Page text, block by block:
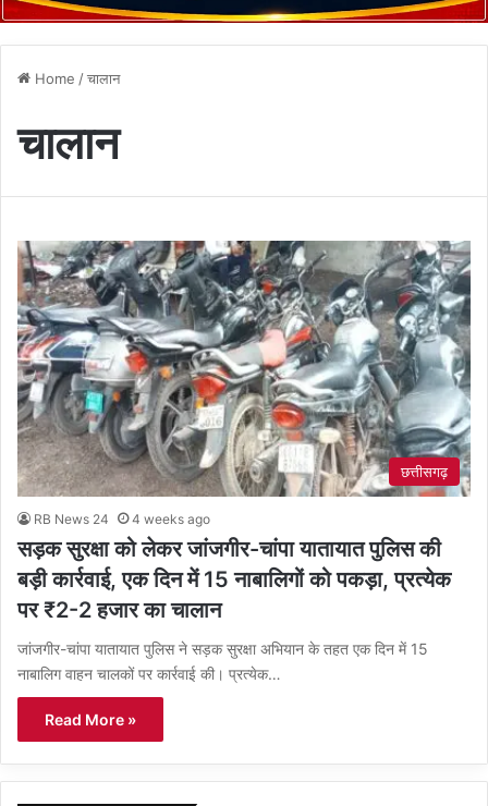
Home /चालान
चालान
छत्तीसगढ़
RB News 24 4 weeks ago
सड़क सुरक्षा को लेकर जांजगीर-चांपा यातायात पुलिस की
बड़ी कार्रवाई, एक दिन में 15 नाबालिगों को पकड़ा, प्रत्येक
पर ₹2-2 हजार का चालान
जांजगीर-चांपा यातायात पुलिस ने सड़क सुरक्षा अभियान के तहत एक दिन में 15
नाबालिग वाहन चालकों पर कार्रवाई की। प्रत्येक…
Read More »